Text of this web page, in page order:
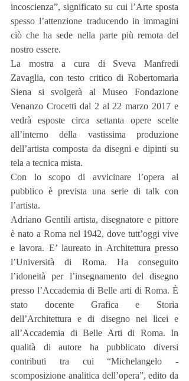
incoscienza”, significato su cui l’Arte sposta
spesso l’attenzione traducendo in immagini
ciò che ha sede nella parte più remota del
nostro essere.
La mostra a cura di Sveva Manfredi
Zavaglia, con testo critico di Robertomaria
Siena si svolgerà al Museo Fondazione
Venanzo Crocetti dal 2 al 22 marzo 2017 e
vedrà esposte circa settanta opere scelte
all’interno della vastissima produzione
dell’artista composta da disegni e dipinti su
tela a tecnica mista.
Con lo scopo di avvicinare l’opera al
pubblico è prevista una serie di talk con
l’artista.
Adriano Gentili artista, disegnatore e pittore
è nato a Roma nel 1942, dove tutt’oggi vive
e lavora. E’ laureato in Architettura presso
l’Università di Roma. Ha conseguito
l’idoneità per l’insegnamento del disegno
presso l’Accademia di Belle arti di Roma. È
stato docente Grafica e Storia
dell’Architettura e di disegno nei licei e
all’Accademia di Belle Arti di Roma. In
qualità di autore ha pubblicato diversi
contributi tra cui “Michelangelo -
scomposizione analitica dell’opera”, edito da